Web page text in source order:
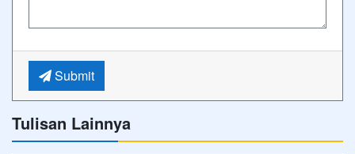
Submit
Tulisan Lainnya